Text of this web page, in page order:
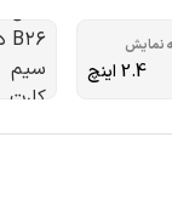
نمایش
2.4 اینچ